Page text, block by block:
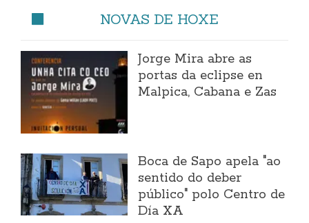
NOVAS DE HOXE
Jorge Mira abre as
portas da eclipse en
Malpica, Cabana e Zas
Boca de Sapo apela "ao
sentido do deber
público" polo Centro de
Día XA